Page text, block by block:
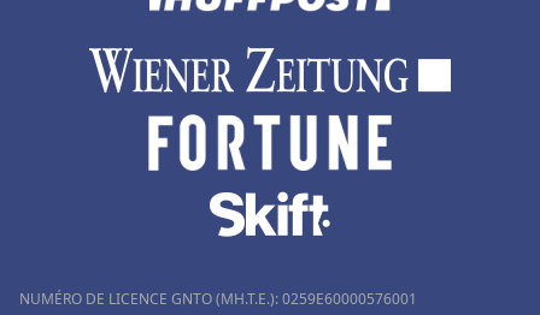
Hôtels dans le Jura
Hôtels à Merlimont
Hôtels à Sagone
Hôtels à Lloret de Mar
NUMÉRO DE LICENCE GNTO (MH.T.E.): 0259Ε60000576001